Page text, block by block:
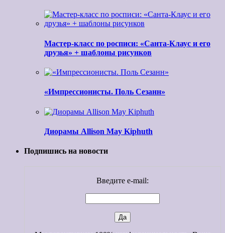
Мастер-класс по росписи: «Санта-Клаус и его
друзья» + шаблоны рисунков
«Импрессионисты. Поль Сезанн»
Диорамы Allison May Kiphuth
Подпишись на новости
Введите e-mail: